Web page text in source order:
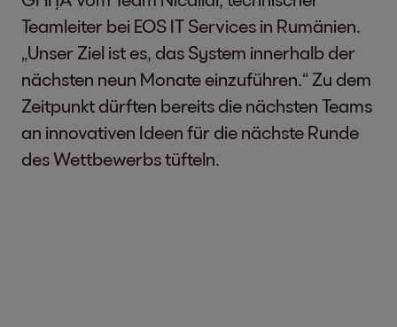
Teamleiter bei EOS IT Services in Rumänien.
„Unser Ziel ist es, das System innerhalb der
nächsten neun Monate einzuführen.“ Zu dem
Zeitpunkt dürften bereits die nächsten Teams
an innovativen Ideen für die nächste Runde
des Wettbewerbs tüfteln.